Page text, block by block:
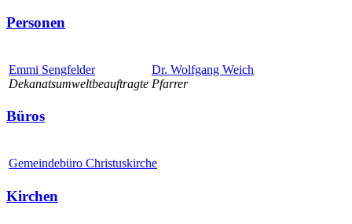
Personen
Emmi Sengfelder
Dekanatsumweltbeauftragte
Dr. Wolfgang Weich
Pfarrer
Büros
Gemeindebüro Christuskirche
Kirchen